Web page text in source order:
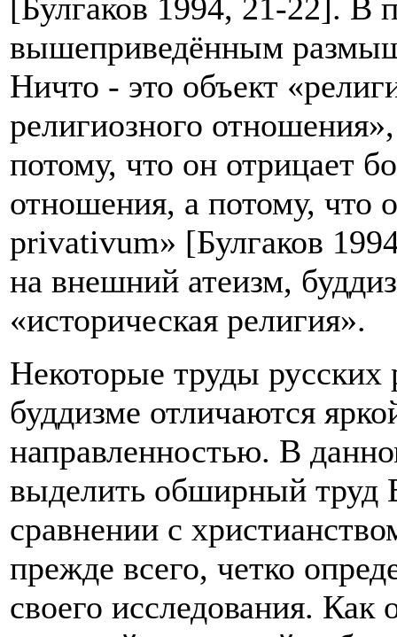
[Булгаков 1994, 21-22]. В
вышеприведённым
Ничто - это объект
религиозного
потому, что он отрицает
отношения, а потому, что
privativum» [Булгаков
на внешний атеизм,
«историческая религия».
Некоторые труды
буддизме отличаются
направленностью. В
выделить обширный труд
сравнении с
прежде всего, четко
своего исследования. Как